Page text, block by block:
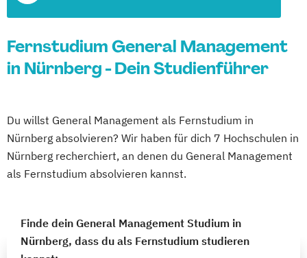
Fernstudium General Management
in Nürnberg - Dein Studienführer
Du willst General Management als Fernstudium in
Nürnberg absolvieren? Wir haben für dich 7 Hochschulen in
Nürnberg recherchiert, an denen du General Management
als Fernstudium absolvieren kannst.
Finde dein General Management Studium in
Nürnberg, dass du als Fernstudium studieren